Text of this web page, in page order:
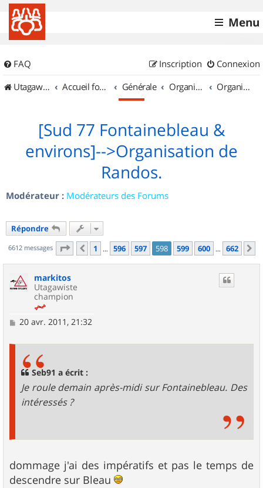
Menu
FAQ Connexion
Inscription
UtagawaVTT (Randos VTT et VTTAE avec traces GPS)
Accueil forum Générale Organisation de sorties & Recherche de partenaires Organisation de sorties en région Île de France
[Sud 77 Fontainebleau &
environs]-->Organisation de
Randos.
Modérateur : Modérateurs des Forums
Répondre
6612 messages Page 598 sur662
Précédent
1 … 596 597 598 599 600 … 662
markitos
Utagawiste
champion
M
20 avr. 2011, 21:32
Seb91 a écrit :
Je roule demain après-midi sur Fontainebleau. Des
intéressés ?
dommage j'ai des impératifs et pas le temps de
descendre sur Bleau